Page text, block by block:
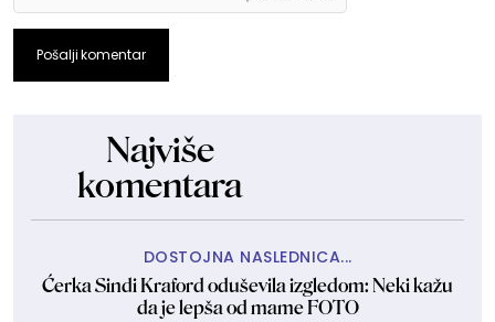
Pošalji komentar
Najviše
komentara
DOSTOJNA NASLEDNICA...
Ćerka Sindi Kraford oduševila izgledom: Neki kažu
da je lepša od mame FOTO